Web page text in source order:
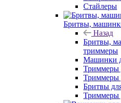
Стайлеры
Бритвы,
Назад
Бритвы,
триммеры
Машинки
Триммеры
Триммеры
Бритвы
Триммеры